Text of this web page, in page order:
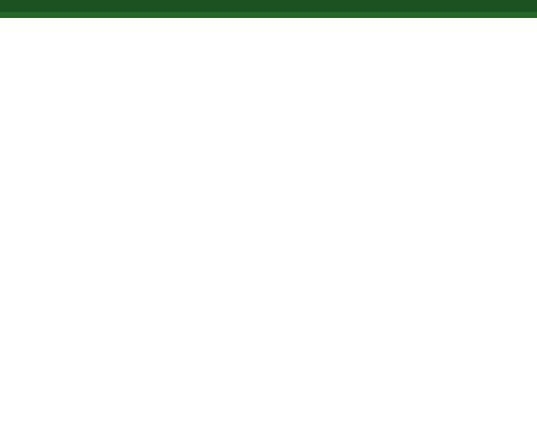
Skip to main content